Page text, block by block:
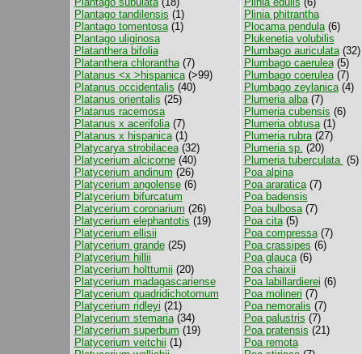
Plantago tandilensis (1)
Plantago tomentosa(1)
Plantago uliginosa
Platanthera bifolia
Platanthera chlorantha(7)
Platanus <x >hispanica(>99)
Platanus occidentalis (40)
Platanus orientalis (25)
Platanus racemosa
Platanus x acerifolia(7)
Platanus x hispanica(1)
Platycarya strobilacea(32)
Platycerium alcicorne(40)
Platycerium andinum (26)
Platycerium angolense(6)
Platycerium bifurcatum
Platycerium coronarium (26)
Platycerium elephantotis (19)
Platycerium ellisii
Platycerium grande(25)
Platycerium hillii
Platycerium holttumii (20)
Platycerium madagascariense
Platycerium quadridichotomum
Platycerium ridleyi (21)
Platycerium stemaria(34)
Platycerium superbum (19)
Platycerium veitchii (1)
Plinia phitrantha
Plocama pendula(6)
Plukenetia volubilis
Plumbago auriculata(32)
Plumbago caerulea(5)
Plumbago coerulea(7)
Plumbago zeylanica(4)
Plumeria alba(7)
Plumeria cubensis (6)
Plumeria obtusa(1)
Plumeria rubra(27)
Plumeria sp. (20)
Plumeria tuberculata (5)
Poa alpina
Poa araratica(7)
Poa badensis
Poa bulbosa(7)
Poa cita(5)
Poa compressa(7)
Poa crassipes (6)
Poa glauca(6)
Poa chaixii
Poa labillardierei (6)
Poa molineri (7)
Poa nemoralis (7)
Poa palustris (7)
Poa pratensis (21)
Poa remota